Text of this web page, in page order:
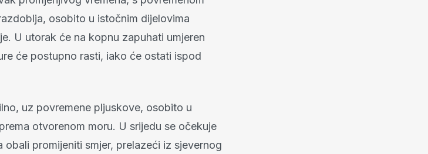
osobito u istočnim dijelovima
U utorak će na kopnu zapuhati umjeren
će postupno rasti, iako će ostati ispod
uz povremene pljuskove, osobito u
otvorenom moru. U srijedu se očekuje
promijeniti smjer, prelazeći iz sjevernog